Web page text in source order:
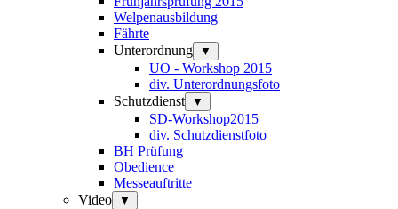
Welpenausbildung
Fährte
Unterordnung
▼
UO - Workshop 2015
div. Unterordnungsfoto
Schutzdienst
▼
SD-Workshop2015
div. Schutzdienstfoto
BH Prüfung
Obedience
Messeauftritte
Video
▼